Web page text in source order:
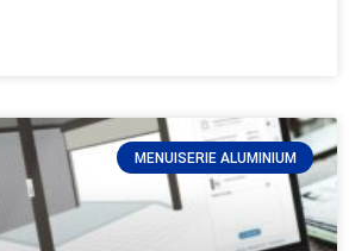
MENUISERIE ALUMINIUM